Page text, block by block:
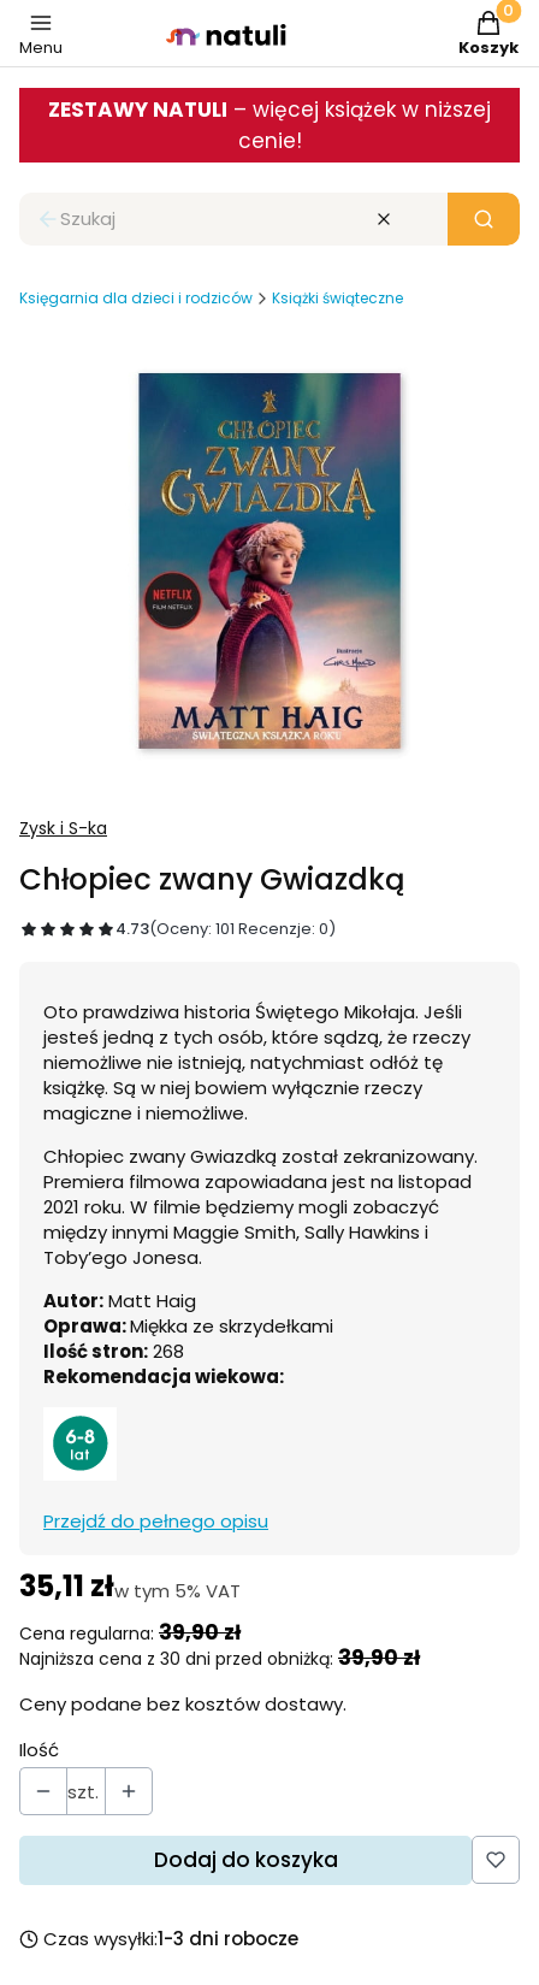
Menu Koszyk
ZESTAWY NATULI – więcej książek w niższej
cenie!
Zamknij wyszukiwarkę Wyczyść Szukaj
Księgarnia dla dzieci i rodziców Książki świąteczne
Zysk i S-ka
Chłopiec zwany Gwiazdką
4.73(Oceny: 101 Recenzje: 0)
Oto prawdziwa historia Świętego Mikołaja. Jeśli
jesteś jedną z tych osób, które sądzą, że rzeczy
niemożliwe nie istnieją, natychmiast odłóż tę
książkę. Są w niej bowiem wyłącznie rzeczy
magiczne i niemożliwe.
Chłopiec zwany Gwiazdką został zekranizowany.
Premiera filmowa zapowiadana jest na listopad
2021 roku. W filmie będziemy mogli zobaczyć
między innymi Maggie Smith, Sally Hawkins i
Toby’ego Jonesa.
Autor:Matt Haig
Oprawa:Miękka ze skrzydełkami
Ilość stron:268
Rekomendacja wiekowa:
Przejdź do pełnego opisu
35,11 złw tym 5% VAT
w tym 5% VAT
Cena regularna: 39,90 zł
Najniższa cena z 30 dni przed obniżką: 39,90 zł
Ceny podane bez kosztów dostawy.
Ilość
szt.
Dodaj do koszyka
Czas wysyłki:1-3 dni robocze